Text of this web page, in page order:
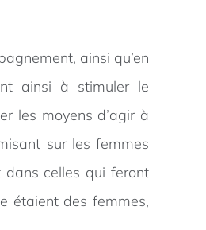
ainsi qu’en
ainsi à stimuler le
les moyens d’agir à
sur les femmes
dans celles qui feront
étaient des femmes,